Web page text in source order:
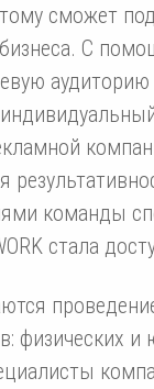
сможет
С
команды
стала
физических